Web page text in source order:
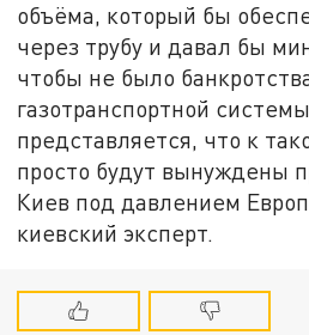
объёма, который бы
через трубу и давал бы
чтобы не было
газотранспортной
представляется, что к
просто будут вынуждены
Киев под давлением
киевский эксперт.